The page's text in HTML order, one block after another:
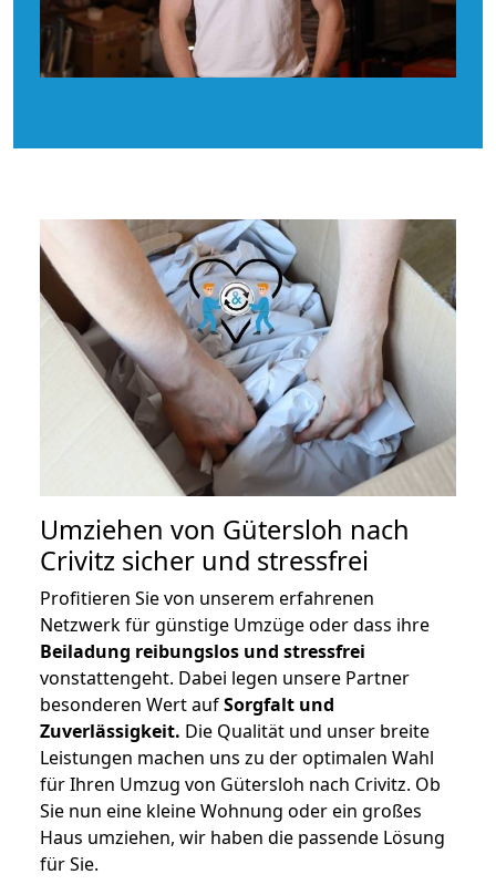
Umziehen von Gütersloh nach
Crivitz sicher und stressfrei
Profitieren Sie von unserem erfahrenen
Netzwerk für günstige Umzüge oder dass ihre
Beiladung reibungslos und stressfrei
vonstattengeht. Dabei legen unsere Partner
besonderen Wert aufSorgfalt und
Zuverlässigkeit. Die Qualität und unser breite
Leistungen machen uns zu der optimalen Wahl
für Ihren Umzug von Gütersloh nach Crivitz. Ob
Sie nun eine kleine Wohnung oder ein großes
Haus umziehen, wir haben die passende Lösung
für Sie.